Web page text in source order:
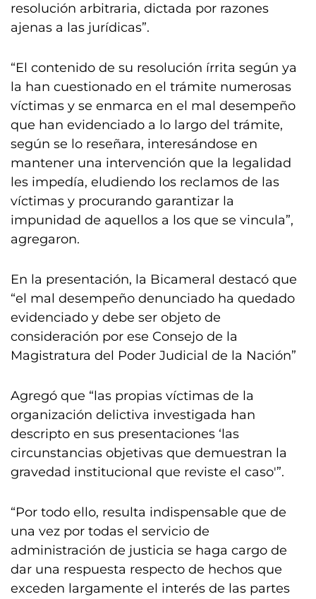
resolución arbitraria, dictada por razones
ajenas a las jurídicas”.
“El contenido de su resolución írrita según ya
la han cuestionado en el trámite numerosas
víctimas y se enmarca en el mal desempeño
que han evidenciado a lo largo del trámite,
según se lo reseñara, interesándose en
mantener una intervención que la legalidad
les impedía, eludiendo los reclamos de las
víctimas y procurando garantizar la
impunidad de aquellos a los que se vincula”,
agregaron.
En la presentación, la Bicameral destacó que
“el mal desempeño denunciado ha quedado
evidenciado y debe ser objeto de
consideración por ese Consejo de la
Magistratura del Poder Judicial de la Nación”
Agregó que “las propias víctimas de la
organización delictiva investigada han
descripto en sus presentaciones ‘las
circunstancias objetivas que demuestran la
gravedad institucional que reviste el caso'”.
“Por todo ello, resulta indispensable que de
una vez por todas el servicio de
administración de justicia se haga cargo de
dar una respuesta respecto de hechos que
exceden largamente el interés de las partes